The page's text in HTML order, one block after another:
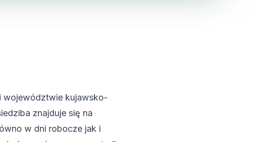
województwie kujawsko-
znajduje się na
w dni robocze jak i